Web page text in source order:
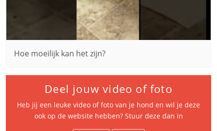
Hoe moeilijk kan het zijn?
Deel jouw video of foto
Heb jij een leuke video of foto van je hond en wil je deze
ook op de website hebben? Stuur deze dan in